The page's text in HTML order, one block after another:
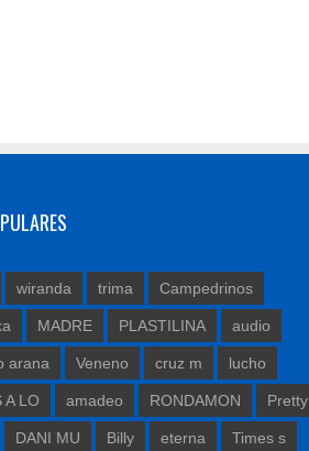
wiranda trima Campedrinos
MADRE PLASTILINA audio
arana Veneno cruz m lucho
A LO amadeo RONDAMON Pretty
DANI MU Billy eterna Times s